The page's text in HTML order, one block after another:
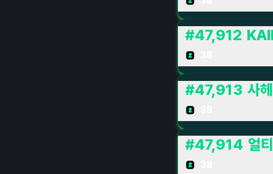
#47,912
#47,913 사
#47,914 얼